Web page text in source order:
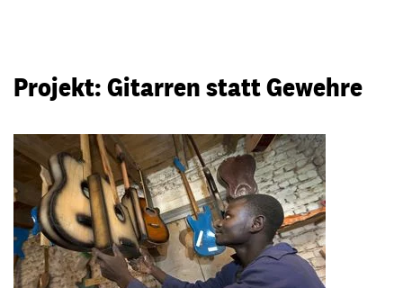
Projekt: Gitarren statt Gewehre